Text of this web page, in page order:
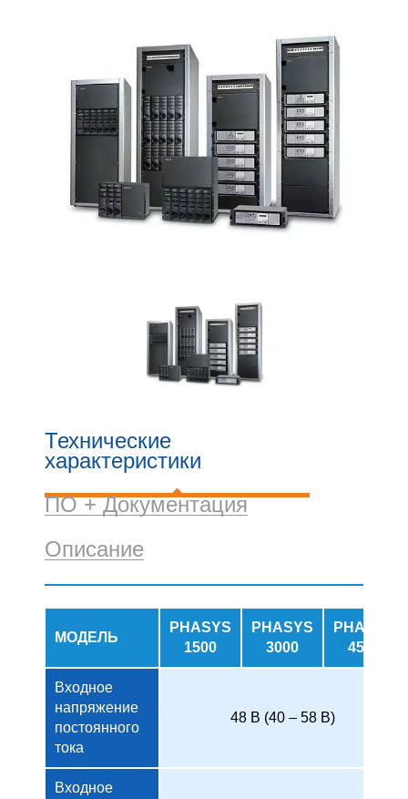
Технические
характеристики
ПО + Документация
Описание
МОДЕЛЬ
PHASYS
1500
PHASYS
3000
PHASYS
4500
Входное
напряжение
постоянного
тока
48 В (40 – 58 В)
Входное